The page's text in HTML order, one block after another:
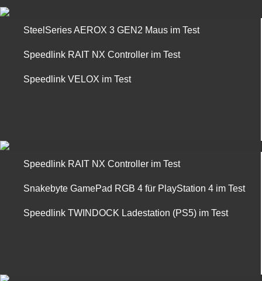
SteelSeries AEROX 3 GEN2 Maus im Test
Speedlink RAIT NX Controller im Test
Speedlink VELOX im Test
Speedlink RAIT NX Controller im Test
Snakebyte GamePad RGB 4 für PlayStation 4 im Test
Speedlink TWINDOCK Ladestation (PS5) im Test